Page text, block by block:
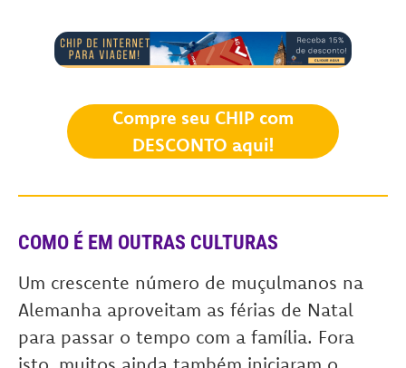
Compre seu CHIP com
DESCONTO aqui!
COMO É EM OUTRAS CULTURAS
Um crescente número de muçulmanos na
Alemanha aproveitam as férias de Natal
para passar o tempo com a família. Fora